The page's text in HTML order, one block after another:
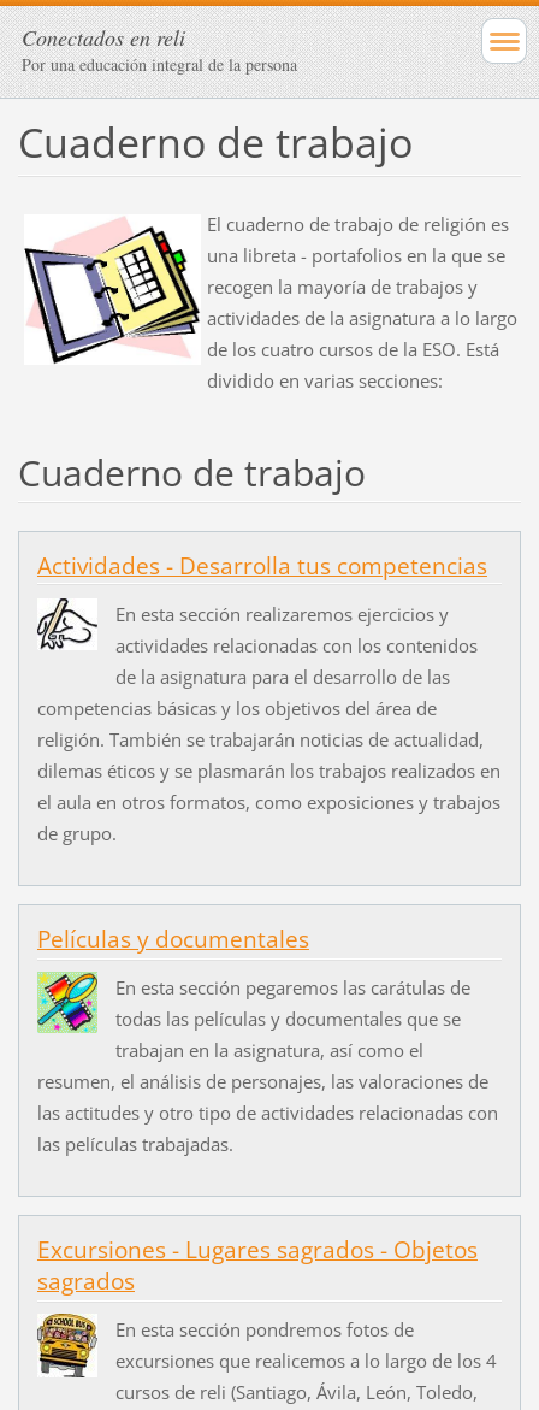
Conectados en reli
Por una educación integral de la persona
Cuaderno de trabajo
El cuaderno de trabajo de religión es
una libreta - portafolios en la que se
recogen la mayoría de trabajos y
actividades de la asignatura a lo largo
de los cuatro cursos de la ESO. Está
dividido en varias secciones:
Cuaderno de trabajo
Actividades - Desarrolla tus competencias
En esta sección realizaremos ejercicios y
actividades relacionadas con los contenidos
de la asignatura para el desarrollo de las
competencias básicas y los objetivos del área de
religión. También se trabajarán noticias de actualidad,
dilemas éticos y se plasmarán los trabajos realizados en
el aula en otros formatos, como exposiciones y trabajos
de grupo.
Películas y documentales
En esta sección pegaremos las carátulas de
todas las películas y documentales que se
trabajan en la asignatura, así como el
resumen, el análisis de personajes, las valoraciones de
las actitudes y otro tipo de actividades relacionadas con
las películas trabajadas.
Excursiones - Lugares sagrados - Objetos
sagrados
En esta sección pondremos fotos de
excursiones que realicemos a lo largo de los 4
cursos de reli (Santiago, Ávila, León, Toledo,